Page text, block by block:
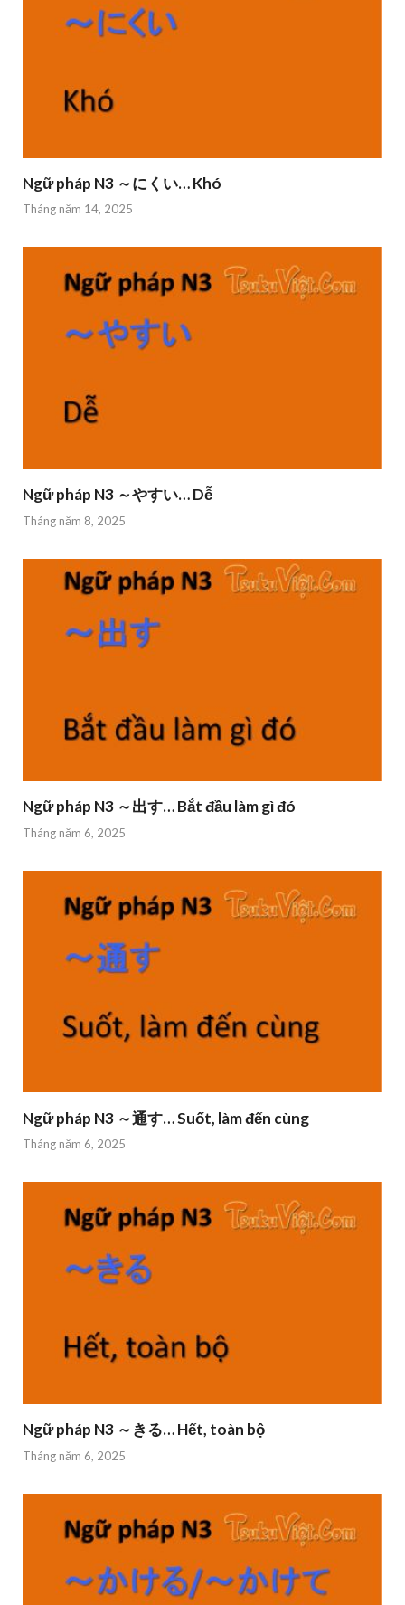
Ngữ pháp N3 ～にくい… Khó
Tháng năm 14, 2025
Ngữ pháp N3 ～やすい… Dễ
Tháng năm 8, 2025
Ngữ pháp N3 ～出す… Bắt đầu làm gì đó
Tháng năm 6, 2025
Ngữ pháp N3 ～通す… Suốt, làm đến cùng
Tháng năm 6, 2025
Ngữ pháp N3 ～きる… Hết, toàn bộ
Tháng năm 6, 2025